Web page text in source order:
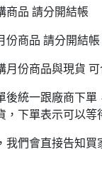
商品 請分開結帳
份商品 請分開結帳
月份商品與現貨
後統一跟廠商下單
，下單表示可以等
我們會直接告知買